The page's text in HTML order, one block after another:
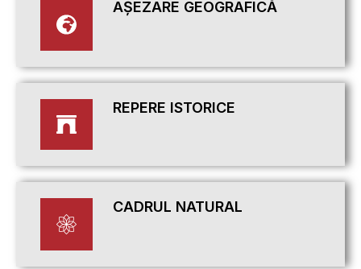
AȘEZARE GEOGRAFICĂ
REPERE ISTORICE
CADRUL NATURAL